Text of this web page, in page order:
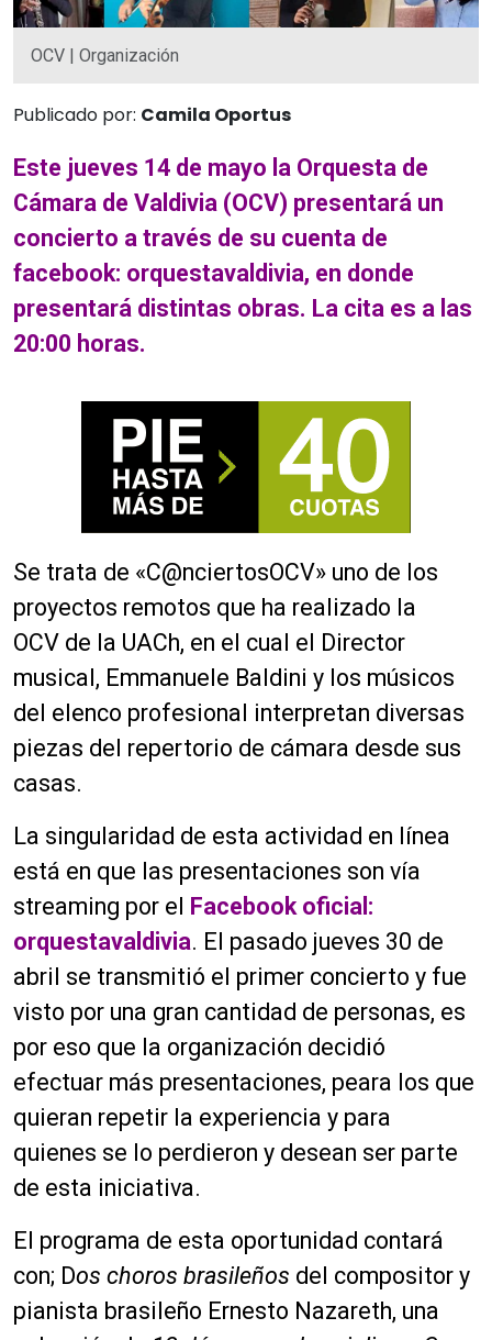
OCV | Organización
Publicado por: Camila Oportus
Este jueves 14 de mayo la Orquesta de
Cámara de Valdivia (OCV) presentará un
concierto a través de su cuenta de
facebook: orquestavaldivia, en donde
presentará distintas obras. La cita es a las
20:00 horas.
Se trata de «C@nciertosOCV» uno de los
proyectos remotos que ha realizado la
OCV de la UACh, en el cual el Director
musical, Emmanuele Baldini y los músicos
del elenco profesional interpretan diversas
piezas del repertorio de cámara desde sus
casas.
La singularidad de esta actividad en línea
está en que las presentaciones son vía
streaming por el Facebook oficial:
orquestavaldivia. El pasado jueves 30 de
abril se transmitió el primer concierto y fue
visto por una gran cantidad de personas, es
por eso que la organización decidió
efectuar más presentaciones, peara los que
quieran repetir la experiencia y para
quienes se lo perdieron y desean ser parte
de esta iniciativa.
El programa de esta oportunidad contará
con; Dos choros brasileños del compositor y
pianista brasileño Ernesto Nazareth, una